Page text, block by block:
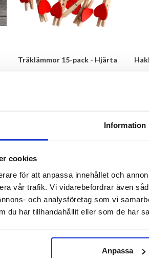
Information
cookies
för att anpassa innehållet och
vår trafik. Vi vidarebefordrar även
och analysföretag som vi
du har tillhandahållit eller som de har
Anpassa
Träklämmor 15-pack - Hjärta